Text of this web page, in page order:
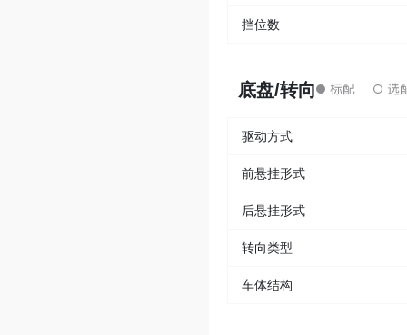
挡位数
底盘/转向
驱动方式
前悬挂形式
后悬挂形式
转向类型
车体结构